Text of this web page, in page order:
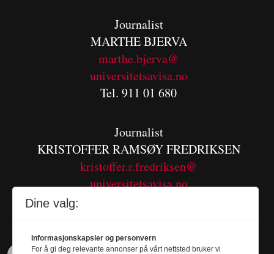
Journalist
MARTHE BJERVA
marthe.bjerva@
universitetsavisa.no
Tel. 911 01 680
Journalist
KRISTOFFER RAMSØY FREDRIKSEN
kristoffer.r.fredriksen@
universitetsavisa.no
Dine valg:
Informasjonskapsler og personvern
For å gi deg relevante annonser på vårt nettsted bruker vi